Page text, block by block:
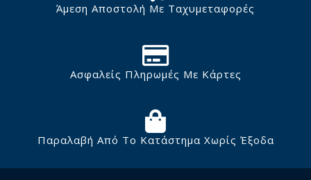
Άμεση Αποστολή Με Ταχυμεταφορές
Ασφαλείς Πληρωμές Με Κάρτες
Παραλαβή Από Το Κατάστημα Χωρίς Έξοδα